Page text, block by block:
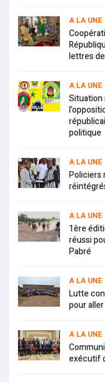
A LA UNE
lettres
A LA UNE
Situation
politique
A LA UNE
Policiers
A LA UNE
1ère
réussi
Pabré
A LA UNE
Lutte
pour
A LA UNE
exécutif